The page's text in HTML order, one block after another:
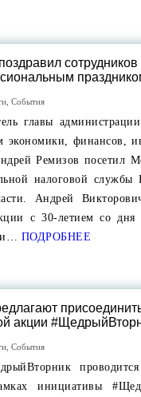
сотрудников
События
главы
экономики, финансов,
Ремизов посетил
налоговой
Андрей
с 30-летием со дня
и… ПОДРОБНЕЕ
акции
События
инициативы